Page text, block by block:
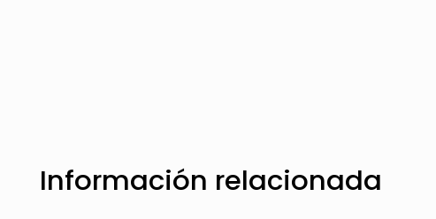
Información relacionada